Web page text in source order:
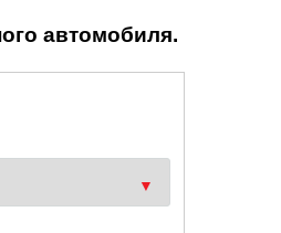
автомобиля.